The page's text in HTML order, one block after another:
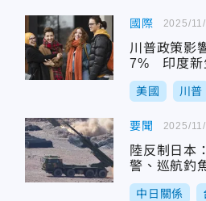
國際
川普政策影
7% 印度新
美國 川普
2025/
要聞
陸反制日本
警、巡航釣
中日關係
2025/